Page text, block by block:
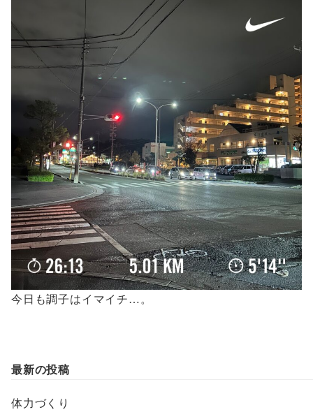
今日も調子はイマイチ…。
最新の投稿
体力づくり